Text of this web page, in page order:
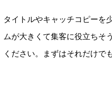
タイトルやキャッチコピーを
ムが大きくて集客に役立ちそ
ください。まずはそれだけで